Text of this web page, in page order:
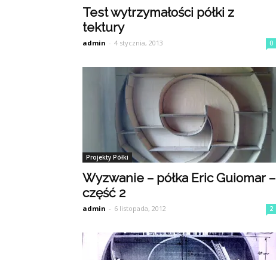
Test wytrzymałości półki z
tektury
admin - 4 stycznia, 2013 0
Projekty Półki
Wyzwanie – półka Eric Guiomar –
część 2
admin - 6 listopada, 2012 2